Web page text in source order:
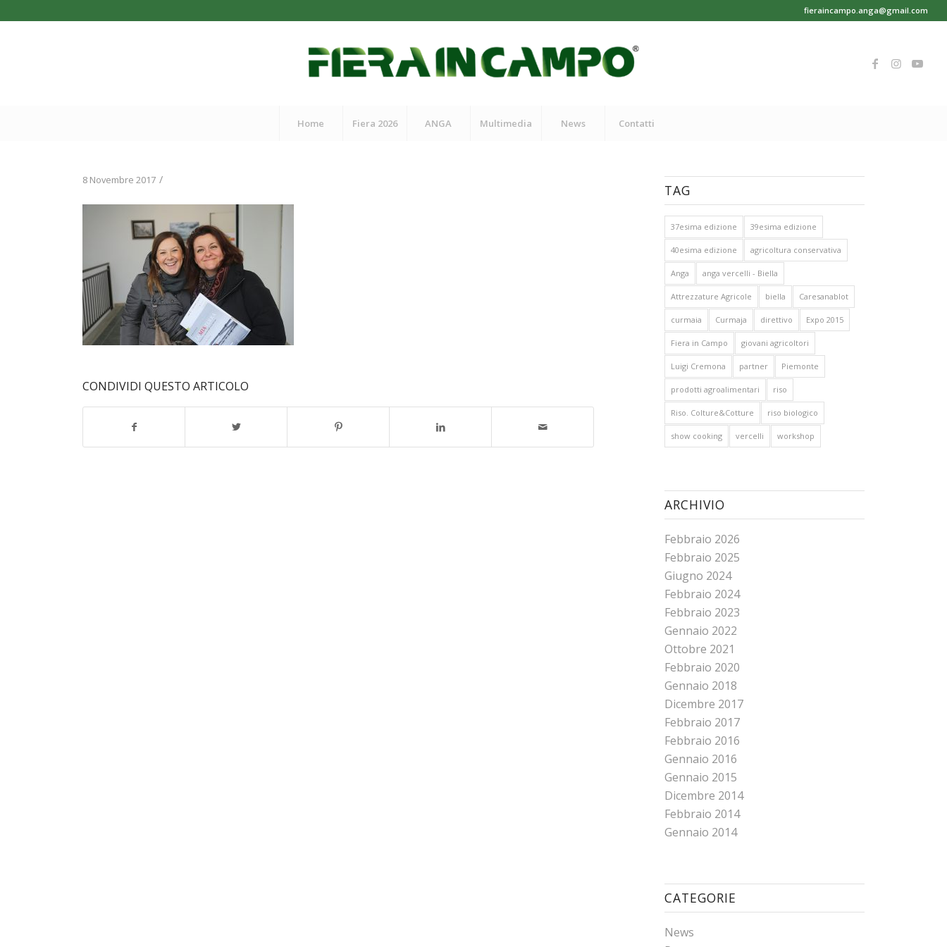
fieraincampo.anga@gmail.com
Home Fiera 2026 ANGA Multimedia News Contatti
8 Novembre 2017 /
CONDIVIDI QUESTO ARTICOLO
TAG
37esima edizione 39esima edizione
40esima edizione agricoltura conservativa
Anga anga vercelli - Biella
Attrezzature Agricole biella Caresanablot
curmaia Curmaja direttivo Expo 2015
Fiera in Campo giovani agricoltori
Luigi Cremona partner Piemonte
prodotti agroalimentari riso
Riso. Colture&Cotture riso biologico
show cooking vercelli workshop
ARCHIVIO
Febbraio 2026
Febbraio 2025
Giugno 2024
Febbraio 2024
Febbraio 2023
Gennaio 2022
Ottobre 2021
Febbraio 2020
Gennaio 2018
Dicembre 2017
Febbraio 2017
Febbraio 2016
Gennaio 2016
Gennaio 2015
Dicembre 2014
Febbraio 2014
Gennaio 2014
CATEGORIE
News